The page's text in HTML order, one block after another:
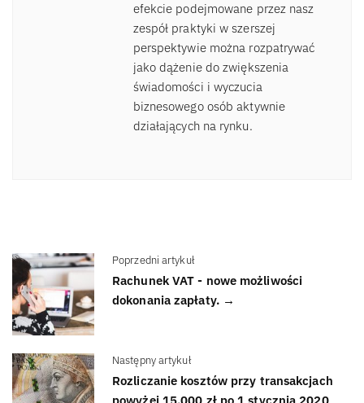
efekcie podejmowane przez nasz
zespół praktyki w szerszej
perspektywie można rozpatrywać
jako dążenie do zwiększenia
świadomości i wyczucia
biznesowego osób aktywnie
działających na rynku.
Poprzedni artykuł
Rachunek VAT - nowe możliwości
dokonania zapłaty. →
Następny artykuł
Rozliczanie kosztów przy transakcjach